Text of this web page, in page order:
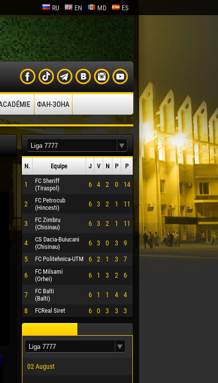
RU EN MD ES
ФАН-ЗОНА
N. Equipe J V N P P
1
FC Sheriff
(Tiraspol)
6 4 2 0 14
2
FC Petrocub
(Hincesti)
6 3 2 1 11
3
FC Zimbru
(Chisinau)
6 3 2 1 11
4
CS Dacia-Buiucani
(Chisinau)
6 3 0 3 9
5 FC Politehnica-UTM 6 2 1 3 7
6
FC Milsami
(Orhei)
6 1 3 2 6
7
FC Balti
(Balti)
6 1 1 4 4
8 FCReal Siret 6 0 3 3 3
02 August